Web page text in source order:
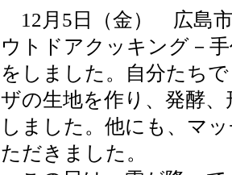
12月5日（金） 広島市
ウトドアクッキング－
をしました。自分たち
ザの生地を作り、発酵
しました。他にも、マ
ただきました。